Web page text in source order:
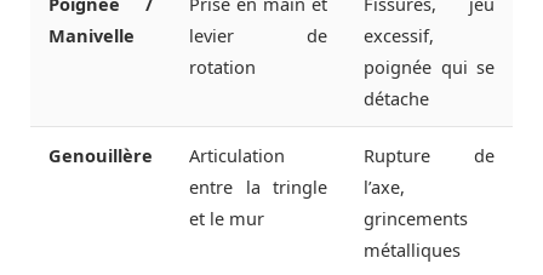
Manivelle
levier de
rotation
excessif,
poignée qui se
détache
Genouillère
Articulation
entre la tringle
et le mur
Rupture de
l’axe,
grincements
métalliques